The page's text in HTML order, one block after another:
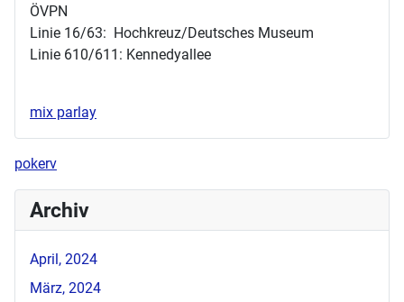
ÖVPN
Linie 16/63: Hochkreuz/Deutsches Museum
Linie 610/611: Kennedyallee
mix parlay
pokerv
Archiv
April, 2024
März, 2024